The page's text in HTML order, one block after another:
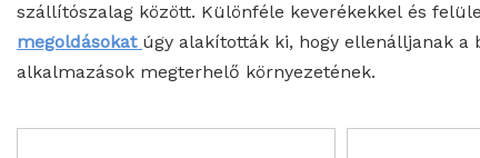
szállítószalag között. Különféle keverékekkel és
megoldásokat úgy alakították ki, hogy ellenálljanak a
alkalmazások megterhelő környezetének.